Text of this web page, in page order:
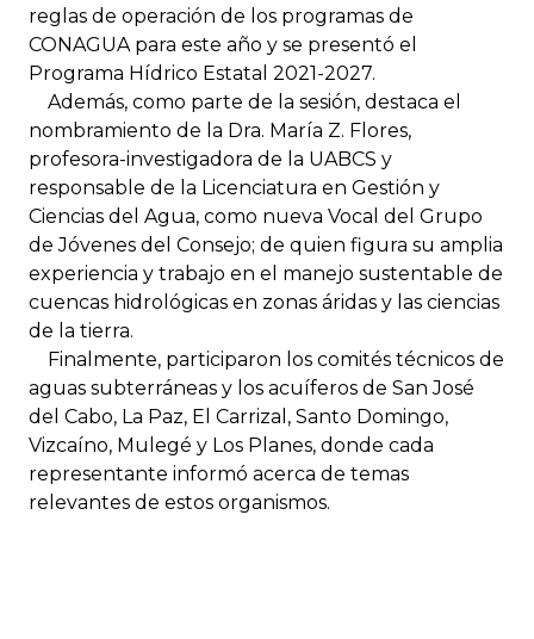
reglas de operación de los programas de
CONAGUA para este año y se presentó el
Programa Hídrico Estatal 2021-2027.
Además, como parte de la sesión, destaca el
nombramiento de la Dra. María Z. Flores,
profesora-investigadora de la UABCS y
responsable de la Licenciatura en Gestión y
Ciencias del Agua, como nueva Vocal del Grupo
de Jóvenes del Consejo; de quien figura su amplia
experiencia y trabajo en el manejo sustentable de
cuencas hidrológicas en zonas áridas y las ciencias
de la tierra.
Finalmente, participaron los comités técnicos de
aguas subterráneas y los acuíferos de San José
del Cabo, La Paz, El Carrizal, Santo Domingo,
Vizcaíno, Mulegé y Los Planes, donde cada
representante informó acerca de temas
relevantes de estos organismos.